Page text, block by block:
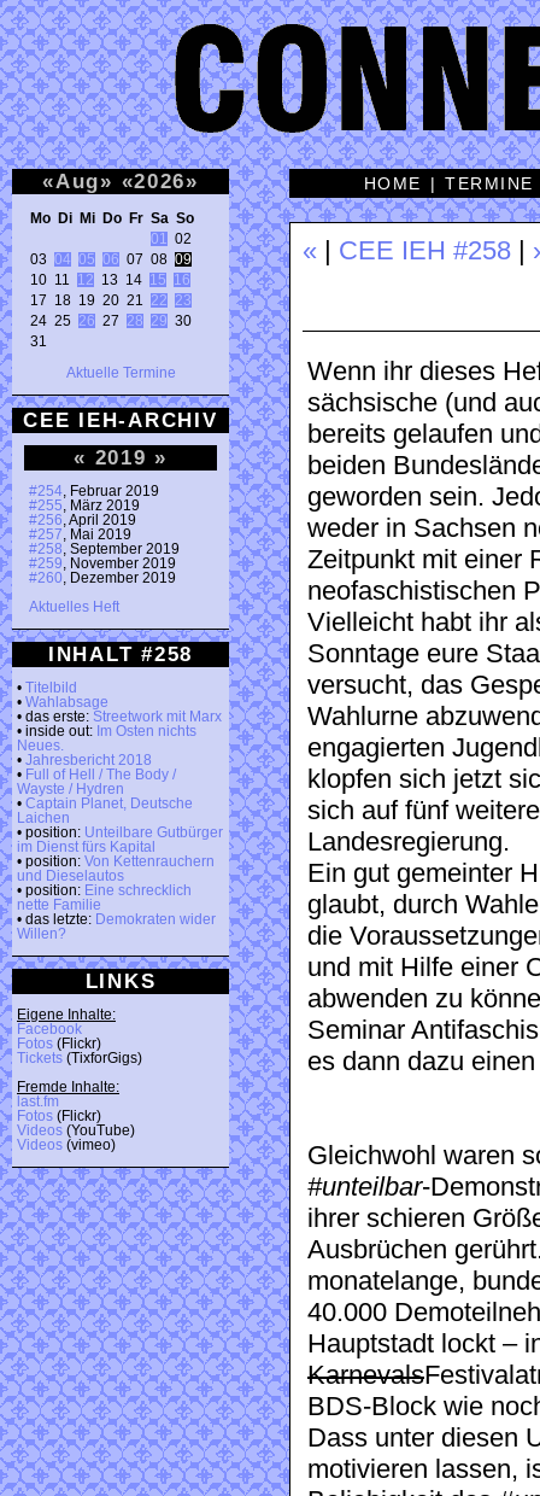
«Aug» «2026»
Mo Di Mi Do Fr Sa So
01
02
03 04 05 06 07 08 09
10 11 12 13 14 15
16
17 18 19 20 21 22
23
24 25 26 27 28 29 30
31
Aktuelle Termine
CEE IEH-ARCHIV
« 2019 »
#254 , Februar 2019
#255 , März 2019
#256 , April 2019
#257 , Mai 2019
#258 , September 2019
#259 , November 2019
#260 , Dezember 2019
Aktuelles Heft
INHALT #258
• Titelbild
• Wahlabsage
• das erste: Streetwork mit Marx
• inside out: Im Osten nichts
Neues.
• Jahresbericht 2018
• Full of Hell / The Body /
Wayste / Hydren
• Captain Planet, Deutsche
Laichen
• position: Unteilbare Gutbürger
im Dienst fürs Kapital
• position: Von Kettenrauchern
und Dieselautos
• position: Eine schrecklich
nette Familie
• das letzte: Demokraten wider
Willen?
LINKS
Eigene Inhalte:
Facebook
Fotos (Flickr)
Tickets (TixforGigs)
Fremde Inhalte:
last.fm
Fotos (Flickr)
Videos (YouTube)
Videos (vimeo)
HOME |TERMINE
« CEE IEH #258
Wenn ihr dieses
sächsische (und
bereits gelaufen
beiden
geworden sein.
weder in Sachsen
Zeitpunkt mit einer
neofaschistischen
Vielleicht habt ihr
Sonntage eure
versucht, das
Wahlurne
engagierten
klopfen sich jetzt
sich auf fünf
Landesregierung.
Ein gut gemeinter
glaubt, durch
die
und mit Hilfe einer
abwenden zu
Seminar
es dann dazu
Gleichwohl waren
#unteilbar-
ihrer schieren
Ausbrüchen
monatelange,
40.000
Hauptstadt lockt –
Karnevals
BDS-Block wie
Dass unter diesen
motivieren lassen,